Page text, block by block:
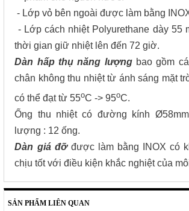
- Lớp vỏ bên ngoài được làm bằng
- Lớp cách nhiệt Polyurethane dày 55
thời gian giữ nhiệt lên đến 72 giờ.
Dàn hấp thụ năng lượngbao gồm
chân không thu nhiệt từ ánh sáng mặt
có thể đạt từ 55oC -> 95oC.
Ống thu nhiệt có đường kính
lượng : 12 ống.
Dàn giá đỡđược làm bằng INOX có
chịu tốt với điều kiện khắc nghiệt của
SẢN PHẨM LIÊN QUAN